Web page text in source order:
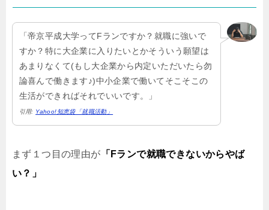
「帝京平成大学ってFランですか？就職に強いで
すか？特に大企業に入りたいとかそういう願望は
あまりなくて(もし大企業から内定いただいたら勿
論喜んで働きます♪)中小企業で働いてそこそこの
生活ができればそれでいいです。」
引用: Yahoo!知恵袋「就職活動」
まず１つ目の理由が 「Fランで就職できないからやば
い？」